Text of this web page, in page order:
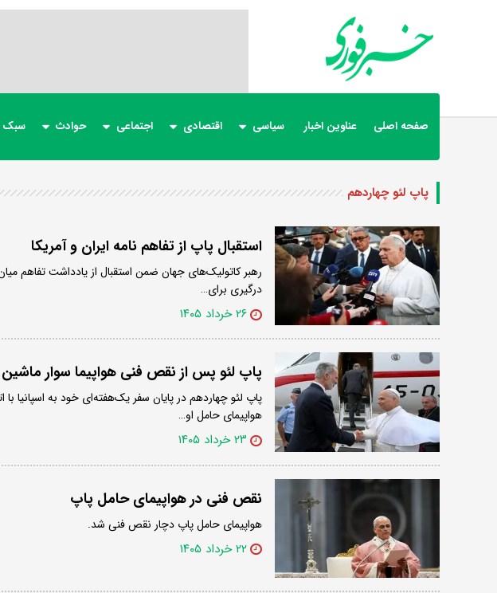
صفحه اصلی عناوین اخبار سیاسی اقتصادی اجتماعی حوادث سبک
پاپ لئو چهاردهم
استقبال پاپ از تفاهم نامه ایران و آمریکا
رهبر کاتولیک‌های جهان ضمن استقبال از یادداشت تفاهم‌
درگیری برای…
۲۶ خرداد ۱۴۰۵
پاپ لئو پس از نقص فنی هواپیما سوار ماشین
پاپ لئو چهاردهم در پایان سفر یک‌هفته‌ای خود به اسپانیا
هواپیمای حامل او…
۲۳ خرداد ۱۴۰۵
نقص فنی در هواپیمای حامل پاپ
هواپیمای حامل پاپ دچار نقص فنی شد.
۲۲ خرداد ۱۴۰۵